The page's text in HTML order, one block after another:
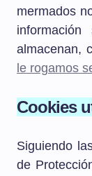
mermados
almacenan,
le rogamos
Cookies
Siguiendo
de